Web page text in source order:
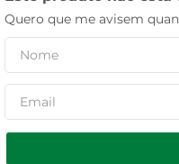
Quero que me avisem